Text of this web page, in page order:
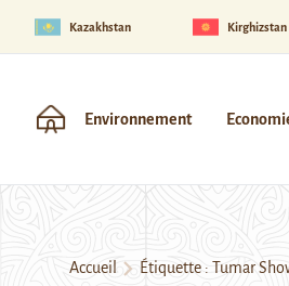
Kazakhstan Kirghizstan
Environnement
Accueil Étiquette : Tumar